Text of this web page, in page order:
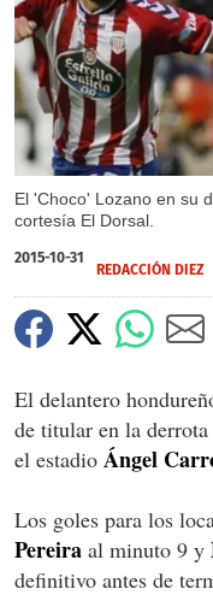
El 'Choco' Lozano en su
cortesía El Dorsal.
2015-10-31
REDACCIÓN DIEZ
El delantero
de titular en la
el estadio Ángel
Los goles para los
Pereira al minuto 9 y
definitivo antes de